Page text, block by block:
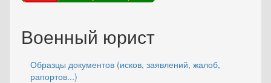
Военный юрист
Образцы документов (исков, заявлений, жалоб,
рапортов...)